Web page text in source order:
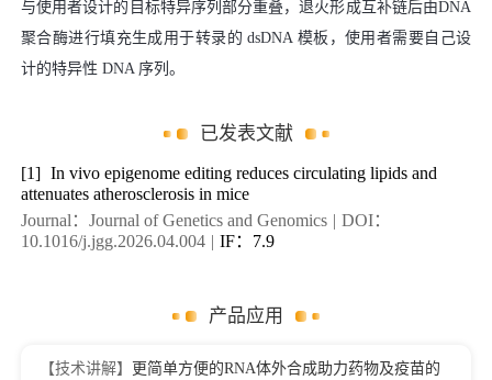
与使用者设计的目标特异序列部分重叠，退火形成互补链后由DNA
聚合酶进行填充生成用于转录的 dsDNA 模板，使用者需要自己设
计的特异性 DNA 序列。
已发表文献
[1] In vivo epigenome editing reduces circulating lipids and
attenuates atherosclerosis in mice
Journal：Journal of Genetics and Genomics | DOI：
10.1016/j.jgg.2026.04.004 | IF：7.9
产品应用
【技术讲解】
更简单方便的RNA体外合成助力药物及疫苗的